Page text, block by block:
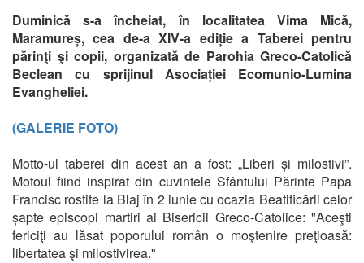
Duminică s-a încheiat, în localitatea Vima Mică,
Maramureș, cea de-a XIV-a ediție a Taberei pentru
părinţi şi copii, organizată de Parohia Greco-Catolică
Beclean cu sprijinul Asociației Ecomunio-Lumina
Evangheliei.
(GALERIE FOTO)
Motto-ul taberei din acest an a fost: „Liberi și milostivi”.
Motoul fiind inspirat din cuvintele Sfântului Părinte Papa
Francisc rostite la Blaj în 2 iunie cu ocazia Beatificării celor
șapte episcopi martiri ai Bisericii Greco-Catolice: "Aceşti
fericiţi au lăsat poporului român o moştenire preţioasă:
libertatea şi milostivirea."